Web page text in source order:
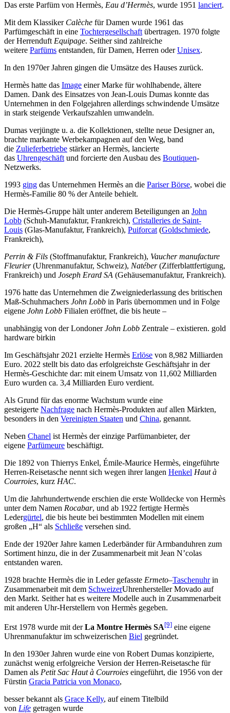
Das erste Parfüm von Hermès, Eau d’Hermès, wurde 1951 lanciert.
Mit dem Klassiker Calèche für Damen wurde 1961 das
Parfümgeschäft in eine Tochtergesellschaft übertragen. 1970 folgte
der Herrenduft Equipage. Seither sind zahlreiche
weitere Parfüms entstanden, für Damen, Herren oderUnisex.
In den 1970er Jahren gingen die Umsätze des Hauses zurück.
Hermès hatte das Image einer Marke für wohlhabende, ältere
Damen. Dank des Einsatzes von Jean-Louis Dumas konnte das
Unternehmen in den Folgejahren allerdings schwindende Umsätze
in stark steigende Verkaufszahlen umwandeln.
Dumas verjüngte u. a. die Kollektionen, stellte neue Designer an,
brachte markante Werbekampagnen auf den Weg, band
die Zulieferbetriebe stärker an Hermès, lancierte
das Uhrengeschäft und forcierte den Ausbau des Boutiquen-
Netzwerks.
1993 ging das Unternehmen Hermès an die Pariser Börse, wobei die
Hermès-Familie 80 % der Anteile behielt.
Die Hermès-Gruppe hält unter anderem Beteiligungen an John
Lobb (Schuh-Manufaktur, Frankreich), Cristalleries de Saint-
Louis (Glas-Manufaktur, Frankreich), Puiforcat (Goldschmiede,
Frankreich),
Perrin & Fils (Stoffmanufaktur, Frankreich), Vaucher manufacture
Fleurier(Uhrenmanufaktur, Schweiz), Natéber(Zifferblattfertigung,
Frankreich) und Joseph Erard SA (Gehäusemanufaktur, Frankreich).
1976 hatte das Unternehmen die Zweigniederlassung des britischen
Maß-Schuhmachers John Lobb in Paris übernommen und in Folge
eigene John Lobb Filialen eröffnet, die bis heute –
unabhängig von der LondonerJohn Lobb Zentrale – existieren. gold
hardware birkin
Im Geschäftsjahr 2021 erzielte Hermès Erlöse von 8,982 Milliarden
Euro. 2022 stellt bis dato das erfolgreichste Geschäftsjahr in der
Hermès-Geschichte dar: mit einem Umsatz von 11,602 Milliarden
Euro wurden ca. 3,4 Milliarden Euro verdient.
Als Grund für das enorme Wachstum wurde eine
gesteigerte Nachfrage nach Hermès-Produkten auf allen Märkten,
besonders in den Vereinigten Staaten und China, genannt.
Neben Chanel ist Hermès der einzige Parfümanbieter, der
eigene Parfümeure beschäftigt.
Die 1892 von Thierrys Enkel, Émile-Maurice Hermès, eingeführte
Herren-Reisetasche nennt sich wegen ihrer langen Henkel Haut à
Courroies, kurz HAC.
Um die Jahrhundertwende erschien die erste Wolldecke von Hermès
unter dem Namen Rocabar, und ab 1922 fertigte Hermès
Ledergürtel, die bis heute bei bestimmten Modellen mit einem
großen „H“ als Schließe versehen sind.
Ende der 1920er Jahre kamen Lederbänder für Armbanduhren zum
Sortiment hinzu, die in der Zusammenarbeit mit Jean N’colas
entstanden waren.
1928 brachte Hermès die in Leder gefasste Ermeto–Taschenuhrin
Zusammenarbeit mit dem SchweizerUhrenhersteller Movado auf
den Markt. Seither hat es weitere Modelle auch in Zusammenarbeit
mit anderen Uhr-Herstellern von Hermès gegeben.
Erst 1978 wurde mit derLa Montre Hermès SA[9] eine eigene
Uhrenmanufaktur im schweizerischen Biel gegründet.
In den 1930er Jahren wurde eine von Robert Dumas konzipierte,
zunächst wenig erfolgreiche Version der Herren-Reisetasche für
Damen als Petit Sac Haut à Courroies eingeführt, die 1956 von der
Fürstin Gracia Patricia von Monaco,
besser bekannt als Grace Kelly, auf einem Titelbild
von Life getragen wurde